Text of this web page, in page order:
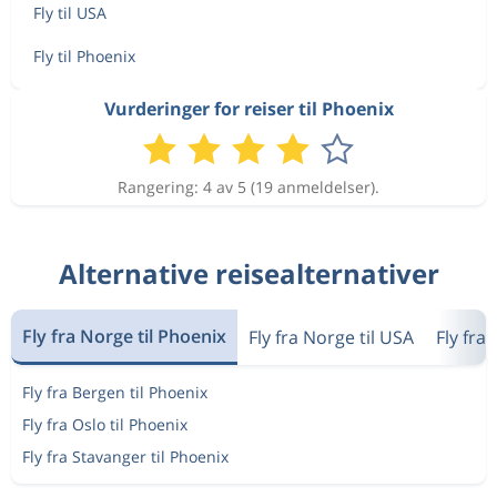
Aug 21 Oslo
OsloPhoenix
PhoenixOslo
Aug 21 OsloPhoenix
Aug 28 PhoenixOslo
7 152 kr
Aug 21 OsloPhoenix
Aug 27 PhoenixOslo
Fly til USA
Fly til Phoenix
Vurderinger for reiser til Phoenix
Rangering: 4 av 5 (19 anmeldelser).
Alternative reisealternativer
Fly fra Norge til Phoenix Fly fra Norge til USA Fly fra
Fly fra Bergen til Phoenix
Fly fra Oslo til Phoenix
Fly fra Stavanger til Phoenix